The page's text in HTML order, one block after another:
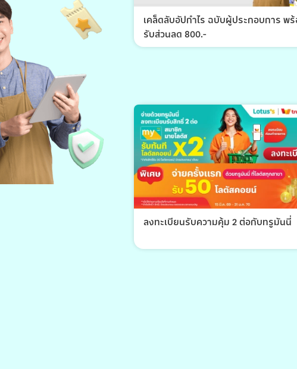
เคล็ดลับอัปกำไร ฉบับผู้ประกอบการ พ
รับส่วนลด 800.-
ลงทะเบียนรับความคุ้ม 2 ต่อกับทรูมันนี่